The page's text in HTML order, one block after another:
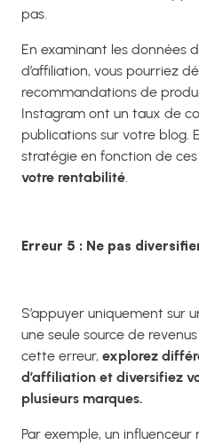
pas.
En examinant les données
d’affiliation, vous pourriez
recommandations de
Instagram ont un taux de
publications sur votre blog.
stratégie en fonction de ces
votre rentabilité.
Erreur 5 : Ne pas
S’appuyer uniquement sur
une seule source de
cette erreur, explorez
d’affiliation et diversifiez
plusieurs marques.
Par exemple, un